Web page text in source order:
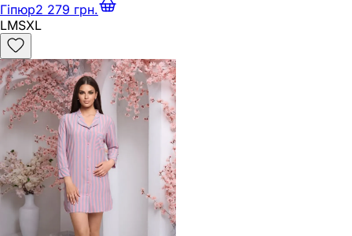
Гіпюр2 279 грн.
LMSXL